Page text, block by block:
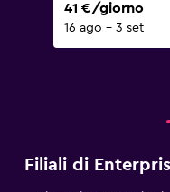
41 €/giorno
16 ago - 3 set
Filiali di